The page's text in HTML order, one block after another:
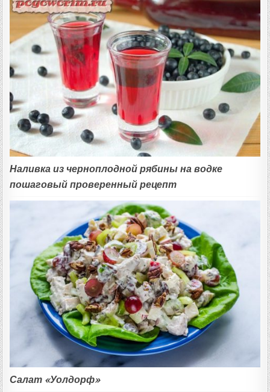
Наливка из черноплодной рябины на водке
пошаговый проверенный рецепт
Салат «Уолдорф»